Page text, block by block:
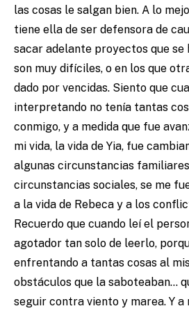
las cosas le salgan bien. A lo
tiene ella de ser defensora de
sacar adelante proyectos que se
son muy difíciles, o en los que
dado por vencidas. Siento que
interpretando no tenía tantas
conmigo, y a medida que fue
mi vida, la vida de Yia, fue
algunas circunstancias
circunstancias sociales, se me
a la vida de Rebeca y a los
Recuerdo que cuando leí el
agotador tan solo de leerlo,
enfrentando a tantas cosas al
obstáculos que la saboteaban…
seguir contra viento y marea. Y a